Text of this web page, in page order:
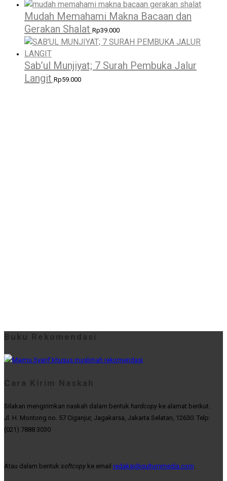
Mudah Memahami Makna Bacaan dan
Gerakan Shalat Rp39.000
Sab’ul Munjiyat; 7 Surah Pembuka Jalur
Langit Rp59.000
Buku Rekomendasi
Cara Kirim Naskah
Silakan mengirimkan naskah dalam bentuk hardcopy ke alamat berikut.
Jl. H. Montong no. 57 Ciganjur, Jagakarsa, Jakarta Selatan, 12630. Telp:
(021) 7888 3030
Atau dalam bentuk softcopy ke email redaksi@qultummedia.com.